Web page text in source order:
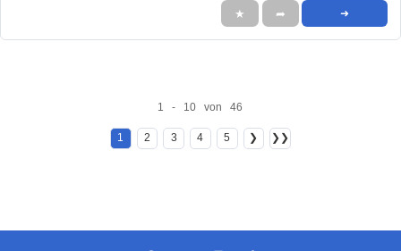
★ ➦ ➜
1 - 10 von 46
1 2 3 4 5 ❯ ❯❯